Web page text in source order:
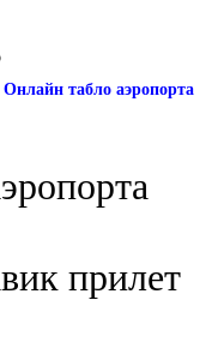
Онлайн табло аэропорта
прилет